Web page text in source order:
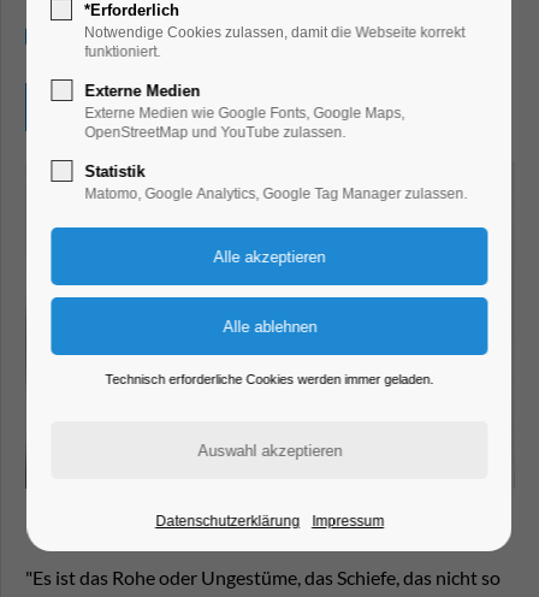
09.08.2025, 10:00–14:00
Eintritt frei
"Es ist das Rohe oder Ungestüme, das Schiefe, das nicht so
*Erforderlich
Notwendige Cookies zulassen, damit die Webseite korrekt
funktioniert.
Externe Medien
Externe Medien wie Google Fonts, Google Maps,
OpenStreetMap und YouTube zulassen.
Statistik
Matomo, Google Analytics, Google Tag Manager zulassen.
Technisch erforderliche Cookies werden immer geladen.
Datenschutzerklärung Impressum